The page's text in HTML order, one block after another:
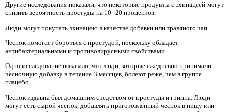
Другие исследования показали, что некоторые продукты с эхинацеей могут
снизить вероятность простуды на 10–20 процентов.
Люди могут покупать эхинацею в качестве добавки или травяного чая.
Чеснок помогает бороться с простудой, поскольку обладает
антибактериальными и противовирусными свойствами.
Одно исследование показало, что люди, которые ежедневно принимали
чесночную добавку в течение 3 месяцев, болеют реже, чем в группе
плацебо.
Чеснок издавна был домашним средством от простуды и гриппа. Люди
могут есть сырой чеснок, добавлять приготовленный чеснок в пищу или